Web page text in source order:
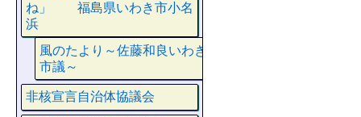
ね」 福島県いわき市小名
浜
風のたより～佐藤和良いわき
市議～
非核宣言自治体協議会